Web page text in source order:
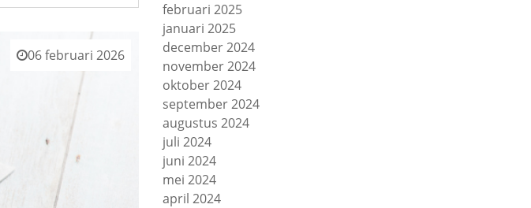
06 februari 2026
februari 2025
januari 2025
december 2024
november 2024
oktober 2024
september 2024
augustus 2024
juli 2024
juni 2024
mei 2024
april 2024